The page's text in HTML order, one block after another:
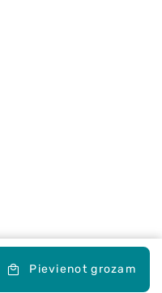
Pievienot grozam